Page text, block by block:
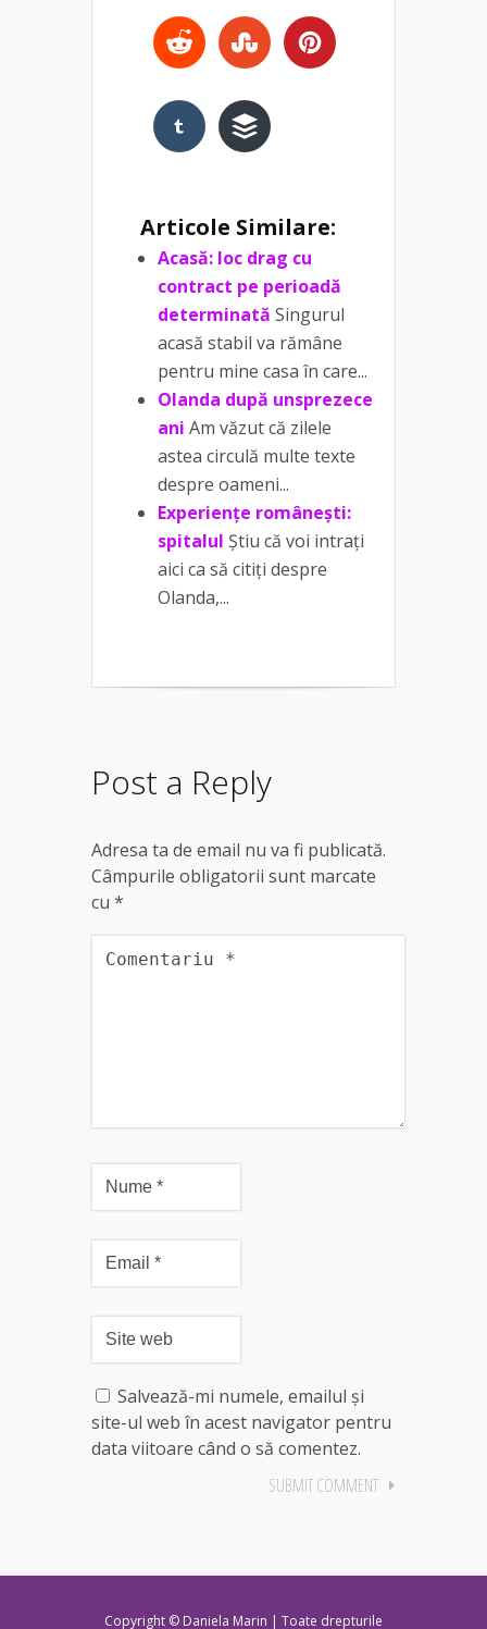
Articole Similare:
Acasă: loc drag cu
contract pe perioadă
determinată Singurul
acasă stabil va rămâne
pentru mine casa în care...
Olanda după unsprezece
ani Am văzut că zilele
astea circulă multe texte
despre oameni...
Experiențe românești:
spitalul Știu că voi intrați
aici ca să citiți despre
Olanda,...
Post a Reply
Adresa ta de email nu va fi publicată.
Câmpurile obligatorii sunt marcate
cu *
Salvează-mi numele, emailul și
site-ul web în acest navigator pentru
data viitoare când o să comentez.
Copyright © Daniela Marin | Toate drepturile